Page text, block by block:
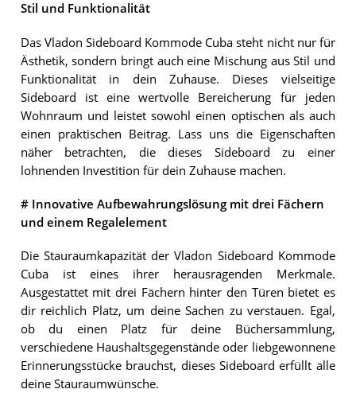
Stil und Funktionalität
Das Vladon Sideboard Kommode Cuba steht nicht nur für
Ästhetik, sondern bringt auch eine Mischung aus Stil und
Funktionalität in dein Zuhause. Dieses vielseitige
Sideboard ist eine wertvolle Bereicherung für jeden
Wohnraum und leistet sowohl einen optischen als auch
einen praktischen Beitrag. Lass uns die Eigenschaften
näher betrachten, die dieses Sideboard zu einer
lohnenden Investition für dein Zuhause machen.
# Innovative Aufbewahrungslösung mit drei Fächern
und einem Regalelement
Die Stauraumkapazität der Vladon Sideboard Kommode
Cuba ist eines ihrer herausragenden Merkmale.
Ausgestattet mit drei Fächern hinter den Türen bietet es
dir reichlich Platz, um deine Sachen zu verstauen. Egal,
ob du einen Platz für deine Büchersammlung,
verschiedene Haushaltsgegenstände oder liebgewonnene
Erinnerungsstücke brauchst, dieses Sideboard erfüllt alle
deine Stauraumwünsche.